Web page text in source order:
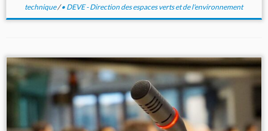
technique/• DEVE - Direction des espaces verts et de l'environnement